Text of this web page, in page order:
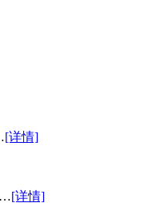
[详情]
[详情]